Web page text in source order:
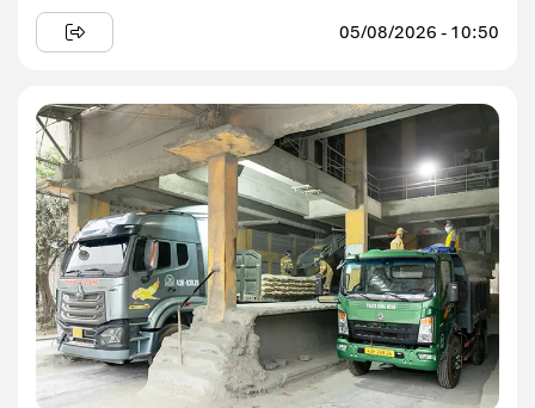
05/08/2026 - 10:50